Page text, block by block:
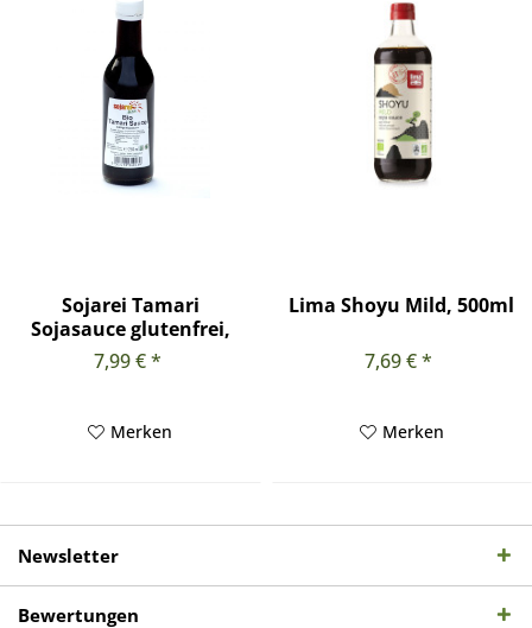
Sojarei Tamari
Sojasauce glutenfrei,
250 ml
7,99 € *
Merken
Lima Shoyu Mild, 500ml
7,69 € *
Merken
Newsletter
Bewertungen